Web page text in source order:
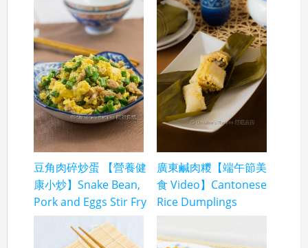
豆角肉碎炒蛋 【營養健
康小炒】Snake Bean,
Pork and Eggs Stir Fry
廣東鹹肉糭【端午節美
食 Video】Cantonese
Rice Dumplings